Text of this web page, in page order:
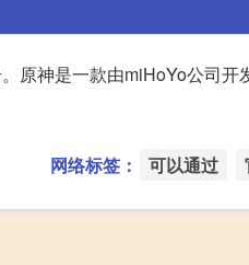
原神是一款由miHoYo公司
网络标签： 可以通过